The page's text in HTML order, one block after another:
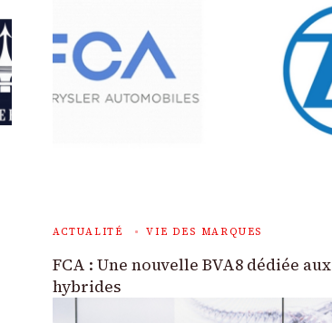
ACTUALITÉ VIE DES MARQUES
FCA : Une nouvelle BVA8 dédiée aux
hybrides